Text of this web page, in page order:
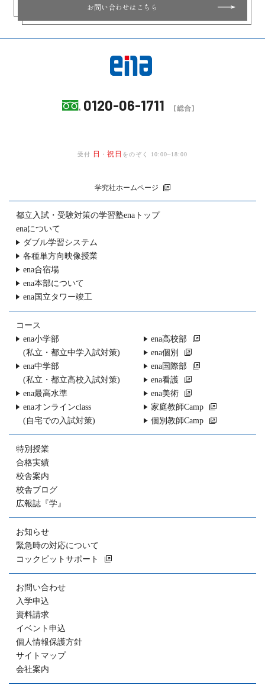
お問い合わせはこちら
0120-06-1711 [総合]
受付 日 ・ 祝日 をのぞく 10:00~18:00
学究社ホームページ
都立入試・受験対策の学習塾enaトップ
enaについて
ダブル学習システム
各種単方向映像授業
ena合宿場
ena本部について
ena国立タワー竣工
コース
ena小学部
(私立・都立中学入試対策)
ena中学部
(私立・都立高校入試対策)
ena最高水準
enaオンラインclass
(自宅での入試対策)
ena高校部
ena個別
ena国際部
ena看護
ena美術
家庭教師Camp
個別教師Camp
特別授業
合格実績
校舎案内
校舎ブログ
広報誌『学』
お知らせ
緊急時の対応について
コックピットサポート
お問い合わせ
入学申込
資料請求
イベント申込
個人情報保護方針
サイトマップ
会社案内